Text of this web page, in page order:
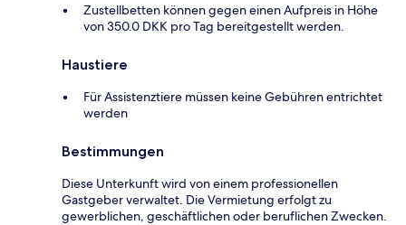
Zustellbetten können gegen einen Aufpreis in Höhe
von 350.0 DKK pro Tag bereitgestellt werden.
Haustiere
Für Assistenztiere müssen keine Gebühren entrichtet
werden
Bestimmungen
Diese Unterkunft wird von einem professionellen
Gastgeber verwaltet. Die Vermietung erfolgt zu
gewerblichen, geschäftlichen oder beruflichen Zwecken.